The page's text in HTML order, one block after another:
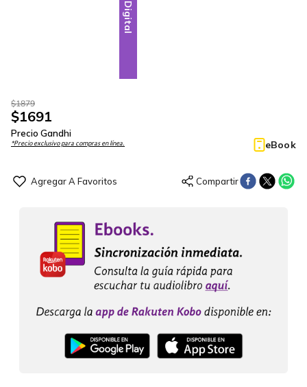
Digital
$1879
$1691
Precio Gandhi
*Precio exclusivo para compras en línea. eBook